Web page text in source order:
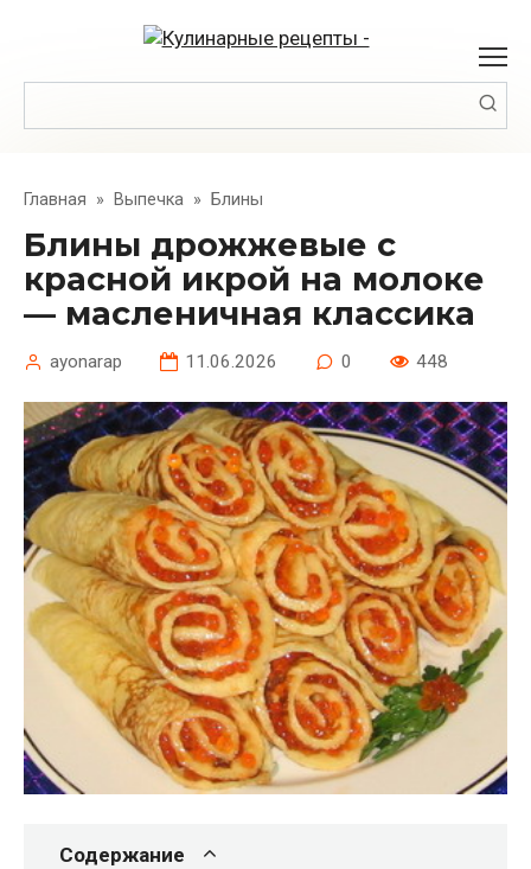
Главная » Выпечка » Блины
Блины дрожжевые с
красной икрой на молоке
— масленичная классика
ayonarap 11.06.2026 0 448
Содержание